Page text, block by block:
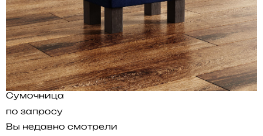
Сумочница
по запросу
Вы недавно смотрели